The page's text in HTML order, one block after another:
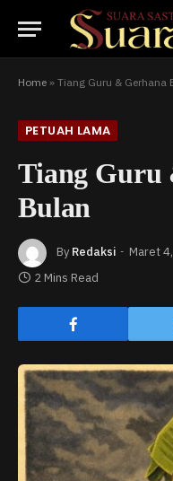
Home » Tiang Guru & Gerhana
PETUAH LAMA
Tiang Guru
Bulan
By Redaksi Maret
2 Mins Read